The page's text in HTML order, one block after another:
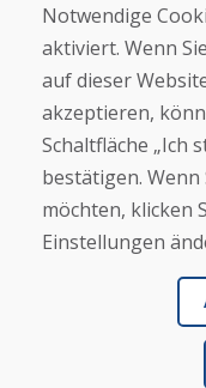
E-
Notwendige
aktiviert. Wenn
auf dieser
akzeptieren,
Schaltfläche „Ich
bestätigen.
möchten, klicken
Einstellungen